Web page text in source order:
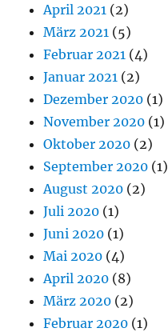
April 2021 (2)
März 2021 (5)
Februar 2021 (4)
Januar 2021 (2)
Dezember 2020 (1)
November 2020 (1)
Oktober 2020 (2)
September 2020 (1)
August 2020 (2)
Juli 2020 (1)
Juni 2020 (1)
Mai 2020 (4)
April 2020 (8)
März 2020 (2)
Februar 2020 (1)